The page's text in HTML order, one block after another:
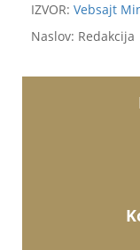
IZVOR: Vebsajt
Naslov: Redakcija